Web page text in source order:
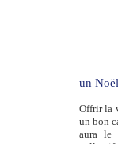
un
Offrir la
un bon
aura le